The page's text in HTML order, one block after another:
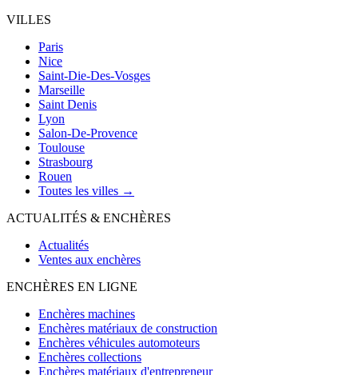
VILLES
Paris
Nice
Saint-Die-Des-Vosges
Marseille
Saint Denis
Lyon
Salon-De-Provence
Toulouse
Strasbourg
Rouen
Toutes les villes →
ACTUALITÉS & ENCHÈRES
Actualités
Ventes aux enchères
ENCHÈRES EN LIGNE
Enchères machines
Enchères matériaux de construction
Enchères véhicules automoteurs
Enchères collections
Enchères matériaux d'entrepreneur